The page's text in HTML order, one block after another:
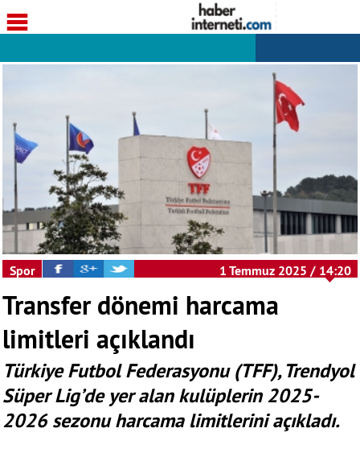
Spor 1 Temmuz 2025 / 14:20
Transfer dönemi harcama
limitleri açıklandı
Türkiye Futbol Federasyonu (TFF), Trendyol
Süper Lig’de yer alan kulüplerin 2025-
2026 sezonu harcama limitlerini açıkladı.